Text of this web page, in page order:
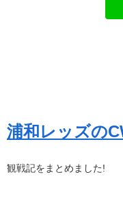
浦和レッズの
観戦記をまとめました!